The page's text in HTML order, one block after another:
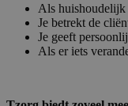
Als huishoudelijk
Je betrekt de
Je geeft
Als er iets